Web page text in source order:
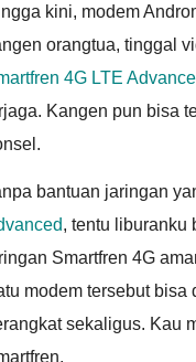
kini, modem
orangtua, tinggal
4G LTE
Kangen pun bisa
bantuan jaringan
, tentu liburanku
Smartfren 4G
modem tersebut
sekaligus. Kau